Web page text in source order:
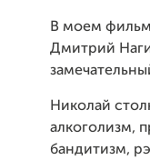
В моем
Дмитрий
Николай
алкоголизм,
бандитизм,